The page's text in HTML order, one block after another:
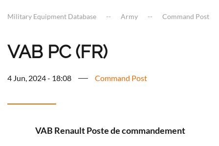
Military Equipment Database Army Command Post
VAB PC (FR)
4 Jun, 2024 - 18:08 Command Post
VAB Renault Poste de commandement